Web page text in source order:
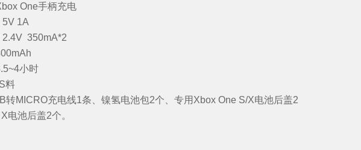
One手柄充电
5V 1A
2.4V 350mA*2
小时
料
转MICRO充电线1条、镍氢电池包2个、专用Xbox One S/X电池后盖2
电池后盖2个。